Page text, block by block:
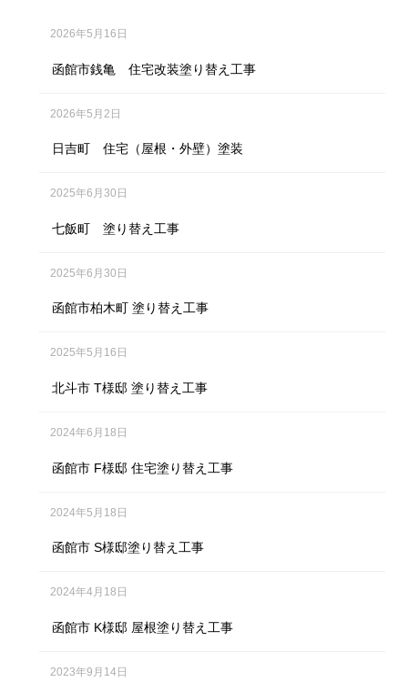
2026年5月16日
函館市銭亀 住宅改装塗り替え工事
2026年5月2日
日吉町 住宅（屋根・外壁）塗装
2025年6月30日
七飯町 塗り替え工事
2025年6月30日
函館市柏木町 塗り替え工事
2025年5月16日
北斗市 T様邸 塗り替え工事
2024年6月18日
函館市 F様邸 住宅塗り替え工事
2024年5月18日
函館市 S様邸塗り替え工事
2024年4月18日
函館市 K様邸 屋根塗り替え工事
2023年9月14日